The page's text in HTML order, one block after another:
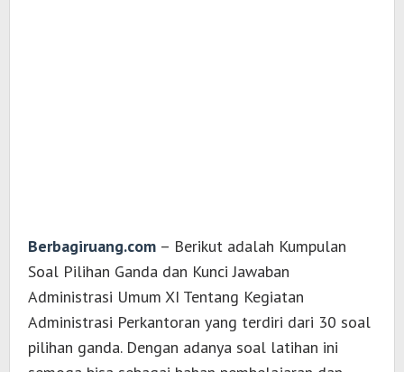
Berbagiruang.com – Berikut adalah Kumpulan
Soal Pilihan Ganda dan Kunci Jawaban
Administrasi Umum XI Tentang Kegiatan
Administrasi Perkantoran yang terdiri dari 30 soal
pilihan ganda. Dengan adanya soal latihan ini